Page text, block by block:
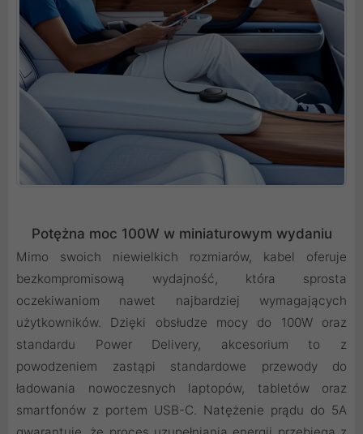
Potężna moc 100W w miniaturowym wydaniu
Mimo swoich niewielkich rozmiarów, kabel oferuje
bezkompromisową wydajność, która sprosta
oczekiwaniom nawet najbardziej wymagających
użytkowników. Dzięki obsłudze mocy do 100W oraz
standardu Power Delivery, akcesorium to z
powodzeniem zastąpi standardowe przewody do
ładowania nowoczesnych laptopów, tabletów oraz
smartfonów z portem USB-C. Natężenie prądu do 5A